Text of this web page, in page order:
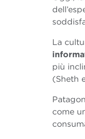
La
più
(Sheth
come